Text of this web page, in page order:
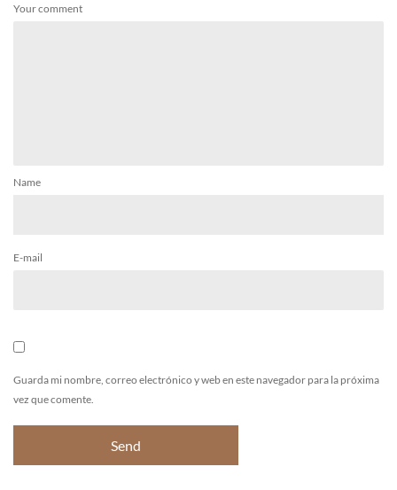
Your comment
Name
E-mail
Guarda mi nombre, correo electrónico y web en este navegador para la próxima
vez que comente.